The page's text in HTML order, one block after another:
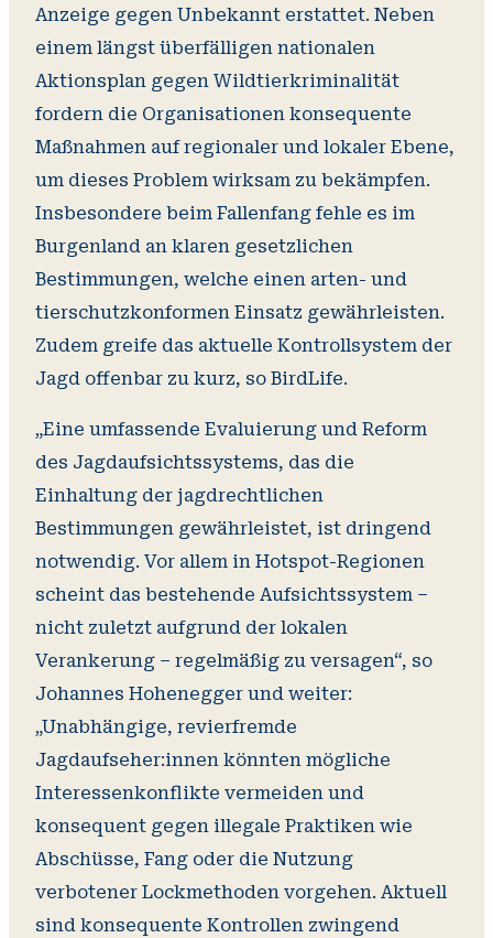
Anzeige gegen Unbekannt erstattet. Neben
einem längst überfälligen nationalen
Aktionsplan gegen Wildtierkriminalität
fordern die Organisationen konsequente
Maßnahmen auf regionaler und lokaler Ebene,
um dieses Problem wirksam zu bekämpfen.
Insbesondere beim Fallenfang fehle es im
Burgenland an klaren gesetzlichen
Bestimmungen, welche einen arten- und
tierschutzkonformen Einsatz gewährleisten.
Zudem greife das aktuelle Kontrollsystem der
Jagd offenbar zu kurz, so BirdLife.
„Eine umfassende Evaluierung und Reform
des Jagdaufsichtssystems, das die
Einhaltung der jagdrechtlichen
Bestimmungen gewährleistet, ist dringend
notwendig. Vor allem in Hotspot-Regionen
scheint das bestehende Aufsichtssystem –
nicht zuletzt aufgrund der lokalen
Verankerung – regelmäßig zu versagen“, so
Johannes Hohenegger und weiter:
„Unabhängige, revierfremde
Jagdaufseher:innen könnten mögliche
Interessenkonflikte vermeiden und
konsequent gegen illegale Praktiken wie
Abschüsse, Fang oder die Nutzung
verbotener Lockmethoden vorgehen. Aktuell
sind konsequente Kontrollen zwingend